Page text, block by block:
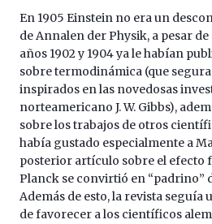
En 1905 Einstein no era un
de Annalen der Physik, a pesar
años 1902 y 1904 ya le habían
sobre termodinámica (que
inspirados en las novedosas
norteamericano J. W. Gibbs),
sobre los trabajos de otros
había gustado especialmente a
posterior artículo sobre el efecto
Planck se convirtió en “padrino”
Además de esto, la revista
de favorecer a los científicos